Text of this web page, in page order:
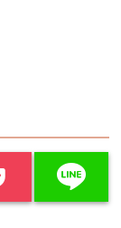
line